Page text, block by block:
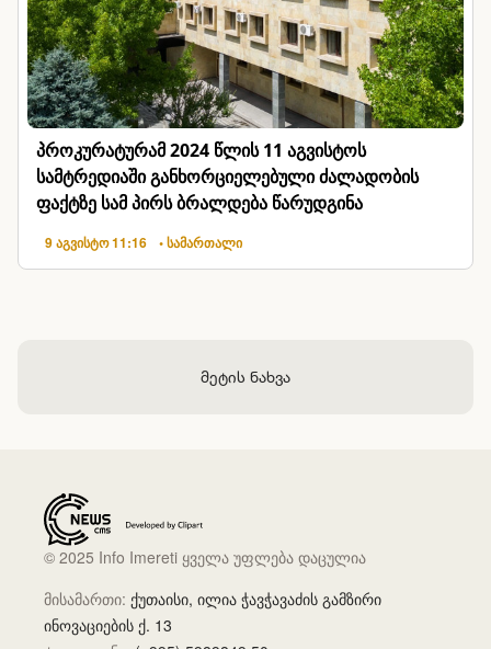
პროკურატურამ 2024 წლის 11 აგვისტოს
სამტრედიაში განხორციელებული ძალადობის
ფაქტზე სამ პირს ბრალდება წარუდგინა
9 აგვისტო 11:16 • სამართალი
მეტის ნახვა
© 2025 Info Imereti ყველა უფლება დაცულია
მისამართი: ქუთაისი, ილია ჭავჭავაძის გამზირი
ინოვაციების ქ. 13